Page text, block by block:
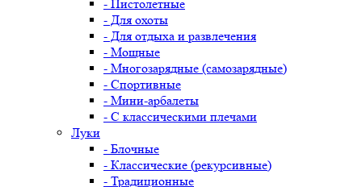
- Пистолетные
- Для охоты
- Для отдыха и развлечения
- Мощные
- Многозарядные (самозарядные)
- Спортивные
- Мини-арбалеты
- С классическими плечами
Луки
- Блочные
- Классические (рекурсивные)
- Традиционные